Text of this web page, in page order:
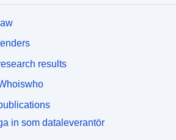
results
in som dataleverantör